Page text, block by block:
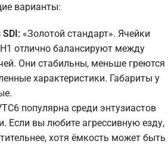
варианты:
SDI: «Золотой стандарт». Ячейки
отлично балансируют между
Они стабильны, меньше греются
характеристики. Габариты у
популярна среди энтузиастов
Если вы любите агрессивную езду,
хотя ёмкость может быть